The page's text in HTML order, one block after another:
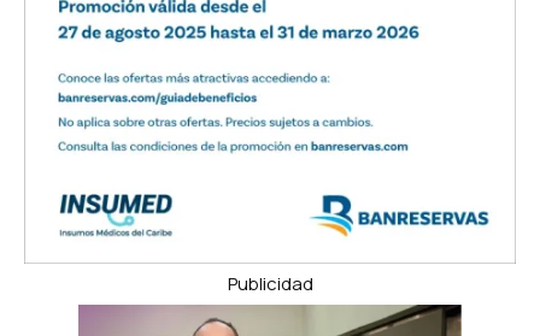
Publicidad